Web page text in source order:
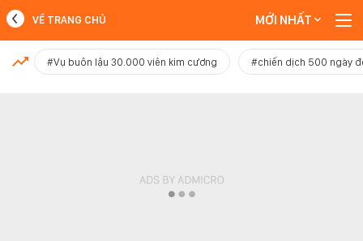
MỚI NHẤT
VỀ TRANG CHỦ MỚI NHẤT
#Vụ buôn lậu 30.000 viên kim cương #chiến dịch 500 ngày